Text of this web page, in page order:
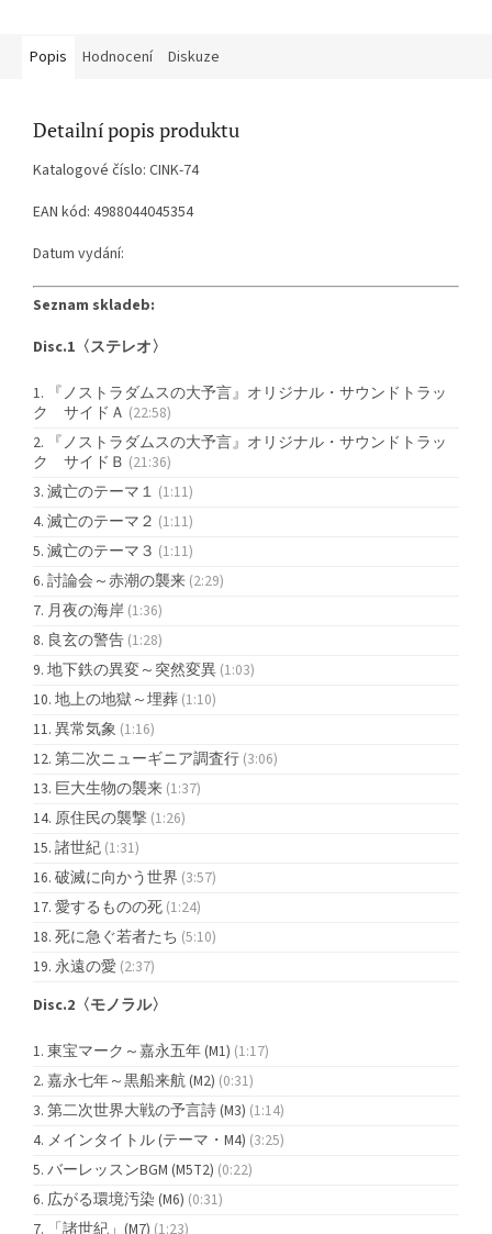
Popis Hodnocení Diskuze
Detailní popis produktu
Katalogové číslo: CINK-74
EAN kód: 4988044045354
Datum vydání:
Seznam skladeb:
Disc.1〈ステレオ〉
『ノストラダムスの大予言』オリジナル・サウンドトラッ
ク サイドＡ (22:58)
『ノストラダムスの大予言』オリジナル・サウンドトラッ
ク サイドＢ (21:36)
滅亡のテーマ１ (1:11)
滅亡のテーマ２ (1:11)
滅亡のテーマ３ (1:11)
討論会～赤潮の襲来 (2:29)
月夜の海岸 (1:36)
良玄の警告 (1:28)
地下鉄の異変～突然変異 (1:03)
地上の地獄～埋葬 (1:10)
異常気象 (1:16)
第二次ニューギニア調査行 (3:06)
巨大生物の襲来 (1:37)
原住民の襲撃 (1:26)
諸世紀 (1:31)
破滅に向かう世界 (3:57)
愛するものの死 (1:24)
死に急ぐ若者たち (5:10)
永遠の愛 (2:37)
Disc.2〈モノラル〉
東宝マーク～嘉永五年 (M1) (1:17)
嘉永七年～黒船来航 (M2) (0:31)
第二次世界大戦の予言詩 (M3) (1:14)
メインタイトル (テーマ・M4) (3:25)
バーレッスンBGM (M5T2) (0:22)
広がる環境汚染 (M6) (0:31)
「諸世紀」(M7) (1:23)